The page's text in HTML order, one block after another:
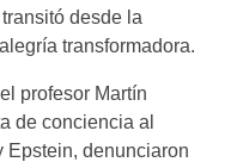
desde la
transformadora.
profesor Martín
de conciencia al
Epstein, denunciaron